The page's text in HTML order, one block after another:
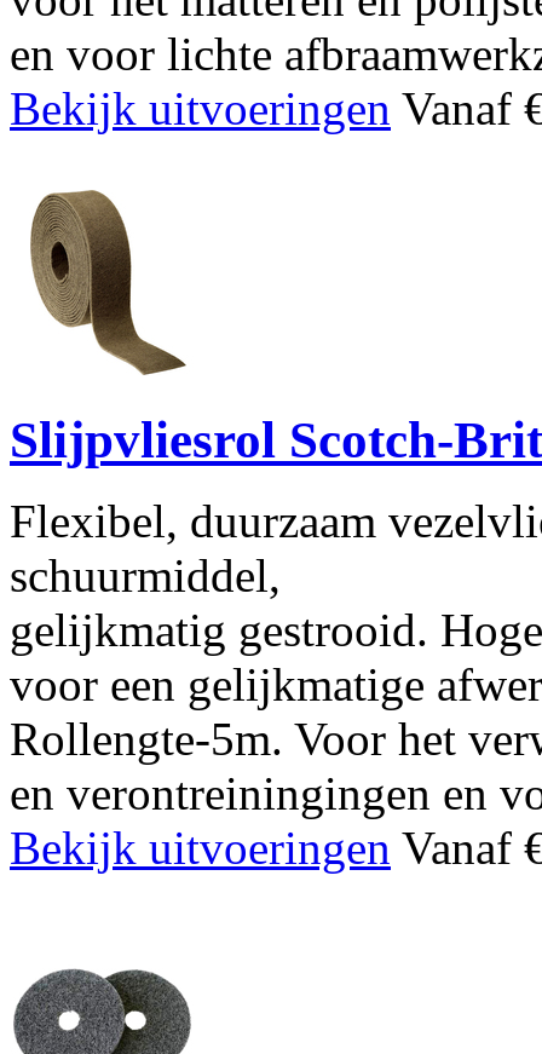
en voor lichte
Bekijk uitvoeringen Vanaf
Slijpvliesrol Scotch-
Flexibel, duurzaam
schuurmiddel,
gelijkmatig gestrooid.
voor een gelijkmatige
Rollengte-5m. Voor het
en verontreiningingen en
Bekijk uitvoeringen Vanaf